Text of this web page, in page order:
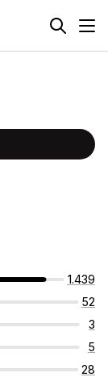
1.439
52
3
5
28